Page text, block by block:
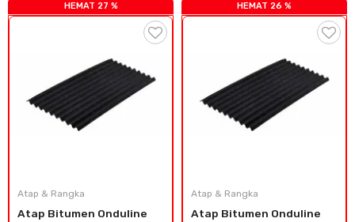
HEMAT 27 %
Atap & Rangka
Atap Bitumen Onduline
HEMAT 26 %
Atap & Rangka
Atap Bitumen Onduline